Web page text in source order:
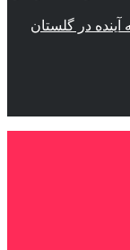
در گلستان